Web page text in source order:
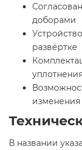
доборами
развёртке
В названии